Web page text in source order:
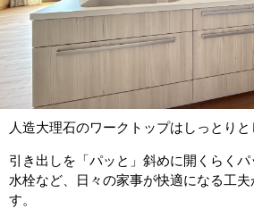
人造大理石のワークトップはしっとりと
引き出しを「パッと」斜めに開くらく
水栓など、日々の家事が快適になる工
す。